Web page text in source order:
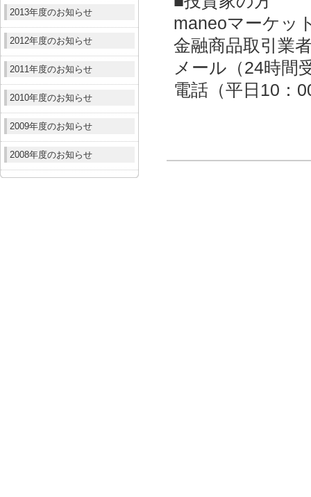
2013年度のお知らせ
2012年度のお知らせ
2011年度のお知らせ
2010年度のお知らせ
2009年度のお知らせ
2008年度のお知らせ
maneoマーケッ
金融商品取引業
メール（24時間
電話（平日10：